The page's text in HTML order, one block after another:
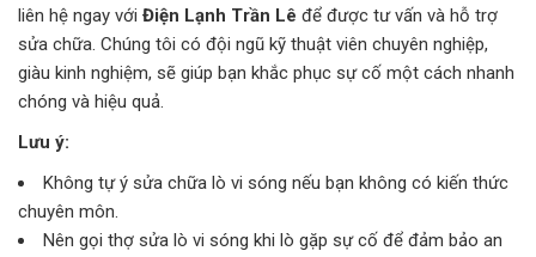
liên hệ ngay với Điện Lạnh Trần Lê để được tư vấn và hỗ trợ
sửa chữa. Chúng tôi có đội ngũ kỹ thuật viên chuyên nghiệp,
giàu kinh nghiệm, sẽ giúp bạn khắc phục sự cố một cách nhanh
chóng và hiệu quả.
Lưu ý:
Không tự ý sửa chữa lò vi sóng nếu bạn không có kiến thức
chuyên môn.
Nên gọi thợ sửa lò vi sóng khi lò gặp sự cố để đảm bảo an